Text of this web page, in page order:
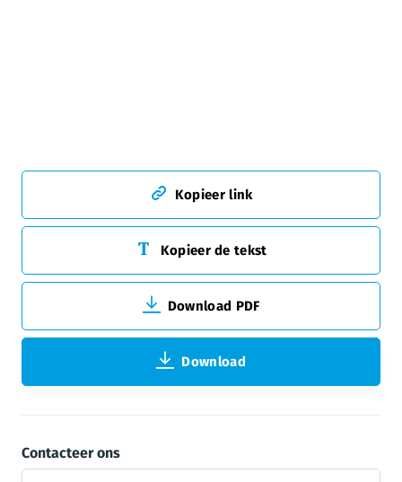
Kopieer link
Kopieer de tekst
Download PDF
Download
Contacteer ons